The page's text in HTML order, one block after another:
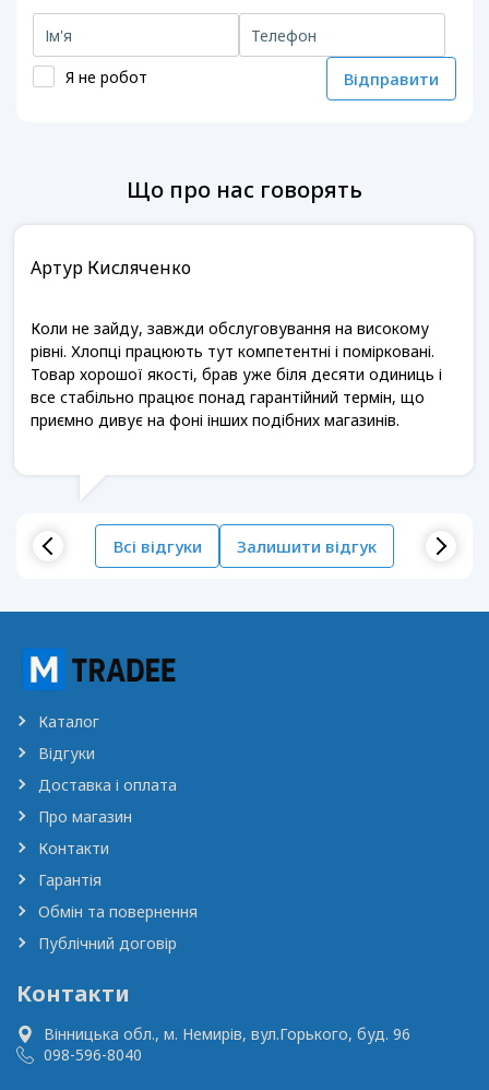
Я не робот Відправити
Що про нас говорять
Артур Кисляченко
Коли не зайду, завжди обслуговування на високому
рівні. Хлопці працюють тут компетентні і помірковані.
Товар хорошої якості, брав уже біля десяти одиниць і
все стабільно працює понад гарантійний термін, що
приємно дивує на фоні інших подібних магазинів.
Всі відгуки Залишити відгук
Каталог
Відгуки
Доставка і оплата
Про магазин
Контакти
Гарантія
Обмін та повернення
Публічний договір
Контакти
Вінницька обл., м. Немирів, вул.Горького, буд. 96
098-596-8040